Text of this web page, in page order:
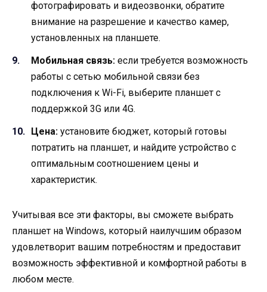
фотографировать и видеозвонки, обратите
внимание на разрешение и качество камер,
установленных на планшете.
Мобильная связь: если требуется возможность
работы с сетью мобильной связи без
подключения к Wi-Fi, выберите планшет с
поддержкой 3G или 4G.
Цена: установите бюджет, который готовы
потратить на планшет, и найдите устройство с
оптимальным соотношением цены и
характеристик.
Учитывая все эти факторы, вы сможете выбрать
планшет на Windows, который наилучшим образом
удовлетворит вашим потребностям и предоставит
возможность эффективной и комфортной работы в
любом месте.